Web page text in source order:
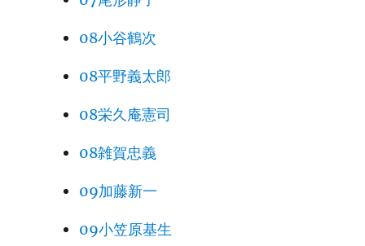
08小谷鶴次
08平野義太郎
08栄久庵憲司
08雑賀忠義
09加藤新一
09小笠原基生